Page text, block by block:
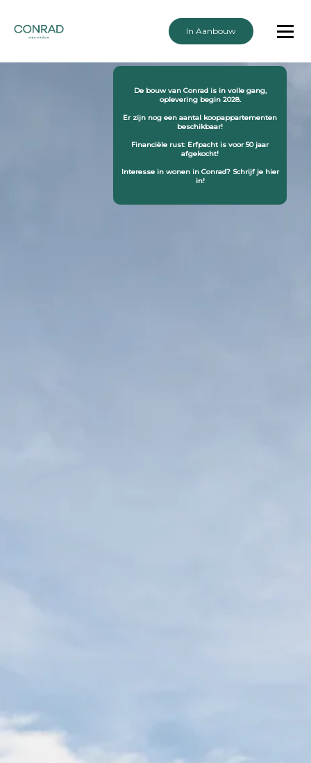
De bouw van Conrad is in volle gang,
oplevering begin 2028.
Er zijn nog een aantal koopappartementen
beschikbaar!
Financiële rust: Erfpacht is voor 50 jaar
afgekocht!
Interesse in wonen in Conrad? Schrijf je hier
in!
In Aanbouw